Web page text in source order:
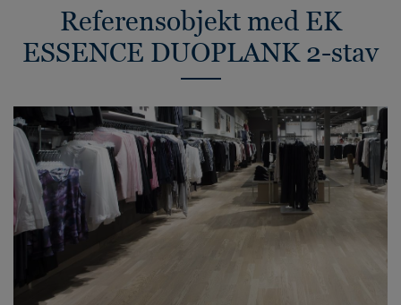
Referensobjekt med EK
ESSENCE DUOPLANK 2-stav